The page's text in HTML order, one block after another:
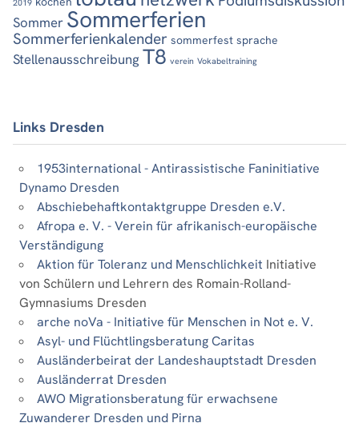
Sommer Sommerferien
Sommerferienkalender sommerfest sprache
Stellenausschreibung T8 verein Vokabeltraining
Links Dresden
1953international - Antirassistische Faninitiative
Dynamo Dresden
Abschiebehaftkontaktgruppe Dresden e.V.
Afropa e. V. - Verein für afrikanisch-europäische
Verständigung
Aktion für Toleranz und Menschlichkeit Initiative
von Schülern und Lehrern des Romain-Rolland-
Gymnasiums Dresden
arche noVa - Initiative für Menschen in Not e. V.
Asyl- und Flüchtlingsberatung Caritas
Ausländerbeirat der Landeshauptstadt Dresden
Ausländerrat Dresden
AWO Migrationsberatung für erwachsene
Zuwanderer Dresden und Pirna